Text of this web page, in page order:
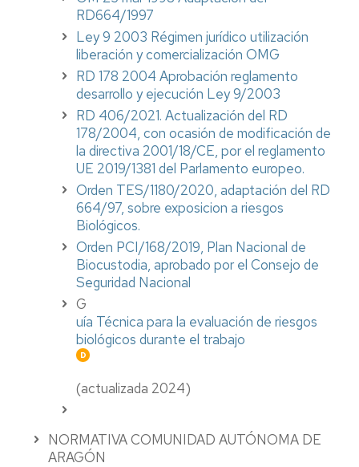
RD664/1997
Ley 9 2003 Régimen jurídico utilización
liberación y comercialización OMG
RD 178 2004 Aprobación reglamento
desarrollo y ejecución Ley 9/2003
RD 406/2021. Actualización del RD
178/2004, con ocasión de modificación de
la directiva 2001/18/CE, por el reglamento
UE 2019/1381 del Parlamento europeo.
Orden TES/1180/2020, adaptación del RD
664/97, sobre exposicion a riesgos
Biológicos.
Orden PCI/168/2019, Plan Nacional de
Biocustodia, aprobado por el Consejo de
Seguridad Nacional
G
uía Técnica para la evaluación de riesgos
biológicos durante el trabajo
(actualizada 2024)
NORMATIVA COMUNIDAD AUTÓNOMA DE
ARAGÓN